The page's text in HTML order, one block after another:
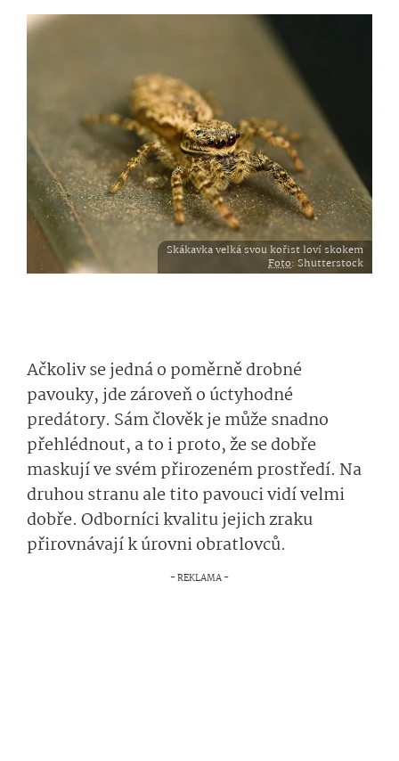
Skákavka velká svou kořist loví skokem
Foto: Shutterstock
Ačkoliv se jedná o poměrně drobné
pavouky, jde zároveň o úctyhodné
predátory. Sám člověk je může snadno
přehlédnout, a to i proto, že se dobře
maskují ve svém přirozeném prostředí. Na
druhou stranu ale tito pavouci vidí velmi
dobře. Odborníci kvalitu jejich zraku
přirovnávají k úrovni obratlovců.